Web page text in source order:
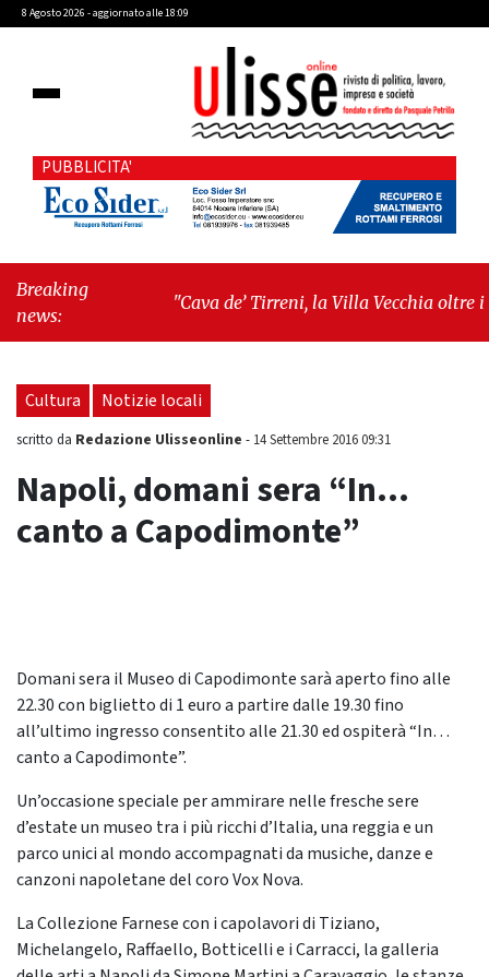
8 Agosto 2026 - aggiornato alle 18:09
PUBBLICITA'
Breaking
news:
"Cava de’ Tirreni, la Villa Vecchia oltre i
seduta consiliare: “Serve chiarezza!”"
Cultura Notizie locali
scritto da Redazione Ulisseonline - 14 Settembre 2016 09:31
Napoli, domani sera “In…
canto a Capodimonte”
Domani sera il Museo di Capodimonte sarà aperto fino alle
22.30 con biglietto di 1 euro a partire dalle 19.30 fino
all’ultimo ingresso consentito alle 21.30 ed ospiterà “In…
canto a Capodimonte”.
Un’occasione speciale per ammirare nelle fresche sere
d’estate un museo tra i più ricchi d’Italia, una reggia e un
parco unici al mondo accompagnati da musiche, danze e
canzoni napoletane del coro Vox Nova.
La Collezione Farnese con i capolavori di Tiziano,
Michelangelo, Raffaello, Botticelli e i Carracci, la galleria